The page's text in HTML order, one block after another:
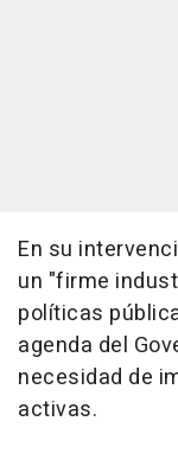
En su
un "firme
políticas
agenda del
necesidad de
activas.